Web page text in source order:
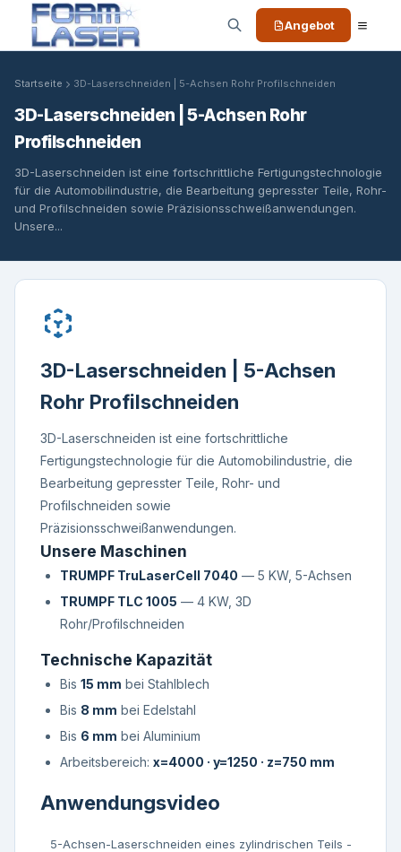
Angebot
Startseite 3D-Laserschneiden | 5-Achsen Rohr Profilschneiden
3D-Laserschneiden | 5-Achsen Rohr
Profilschneiden
3D-Laserschneiden ist eine fortschrittliche Fertigungstechnologie
für die Automobilindustrie, die Bearbeitung gepresster Teile, Rohr-
und Profilschneiden sowie Präzisionsschweißanwendungen.
Unsere...
3D-Laserschneiden | 5-Achsen
Rohr Profilschneiden
3D-Laserschneiden ist eine fortschrittliche
Fertigungstechnologie für die Automobilindustrie, die
Bearbeitung gepresster Teile, Rohr- und
Profilschneiden sowie
Präzisionsschweißanwendungen.
Unsere Maschinen
TRUMPF TruLaserCell 7040 — 5 KW, 5-Achsen
TRUMPF TLC 1005 — 4 KW, 3D
Rohr/Profilschneiden
Technische Kapazität
Bis 15 mm bei Stahlblech
Bis 8 mm bei Edelstahl
Bis 6 mm bei Aluminium
Arbeitsbereich: x=4000 · y=1250 · z=750 mm
Anwendungsvideo
5-Achsen-Laserschneiden eines zylindrischen Teils -